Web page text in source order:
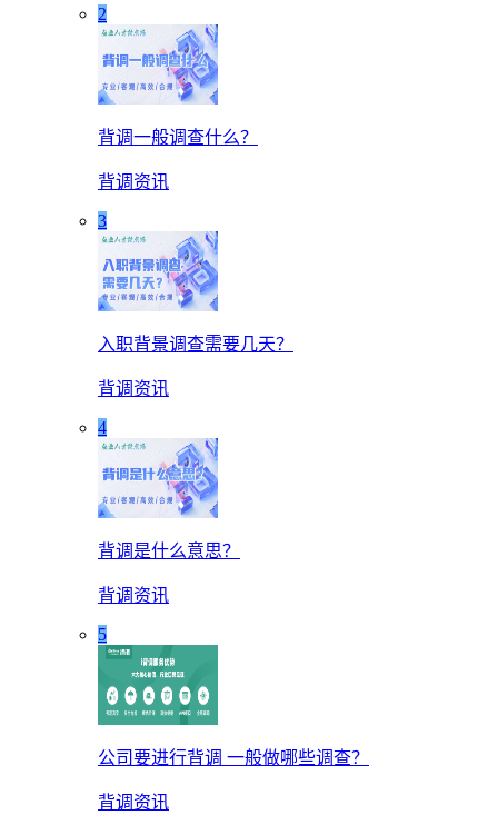
2
背调一般调查什么？
背调资讯
3
入职背景调查需要几天？
背调资讯
4
背调是什么意思？
背调资讯
5
公司要进行背调 一般做哪些调查？
背调资讯